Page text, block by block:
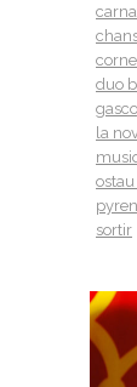
duo
la
sortir